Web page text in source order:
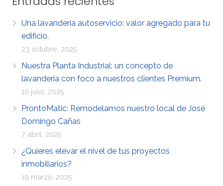
Una lavandería autoservicio: valor agregado para tu
edificio.
23 octubre, 2025
Nuestra Planta Industrial: un concepto de
lavandería con foco a nuestros clientes Premium.
10 julio, 2025
ProntoMatic: Remodelamos nuestro local de José
Domingo Cañas
7 abril, 2025
¿Quieres elevar el nivel de tus proyectos
inmobiliarios?
19 marzo, 2025